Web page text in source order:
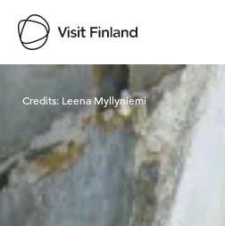
Visit Finland
Credits: Leena Myllyniemi